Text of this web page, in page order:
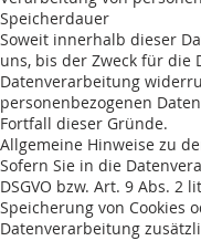
Speicherdauer
Soweit innerhalb dieser
uns, bis der Zweck für die
Datenverarbeitung
personenbezogenen
Fortfall dieser Gründe.
Allgemeine Hinweise zu
Sofern Sie in die
DSGVO bzw. Art. 9 Abs. 2
Speicherung von Cookies
Datenverarbeitung